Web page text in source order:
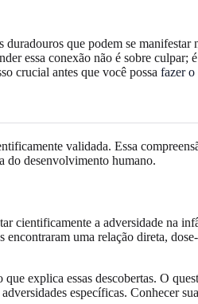
que podem se
essa conexão não é sobre culpar;
crucial antes que você possa fazer o
validada. Essa
do desenvolvimento humano.
a adversidade na
uma relação direta,
explica essas descobertas. O
específicas. Conhecer